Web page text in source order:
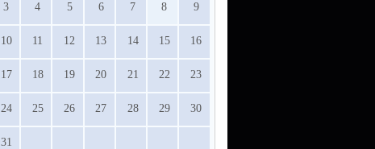
3 4 5 6 7 8 9
10 11 12 13 14 15 16
17 18 19 20 21 22 23
24 25 26 27 28 29 30
31